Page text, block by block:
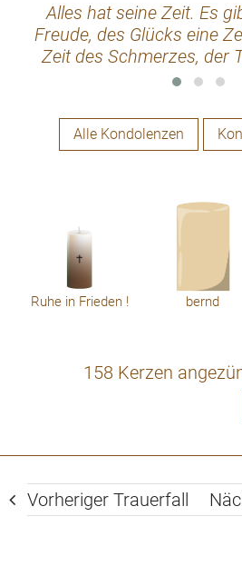
Alles hat seine Zeit. Es
Freude, des Glücks eine
Zeit des Schmerzes, der
Zeit der dankbaren
Alle Kondolenzen
Ruhe in Frieden ! bernd
158 Kerzen
Vorheriger Trauerfall